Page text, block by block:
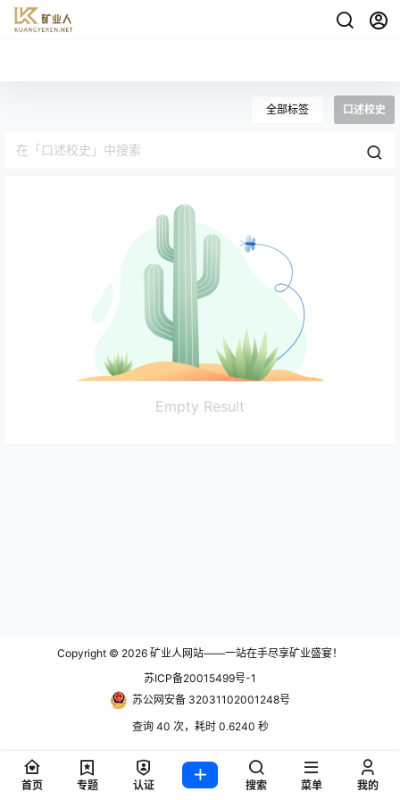
全部标签 口述校史
Empty Result
Copyright © 2026 矿业人网站——一站在手尽享矿业盛宴！
苏ICP备20015499号-1
苏公网安备 32031102001248号
查询 40 次，耗时 0.6240 秒
首页 专题 认证 搜索 菜单 我的